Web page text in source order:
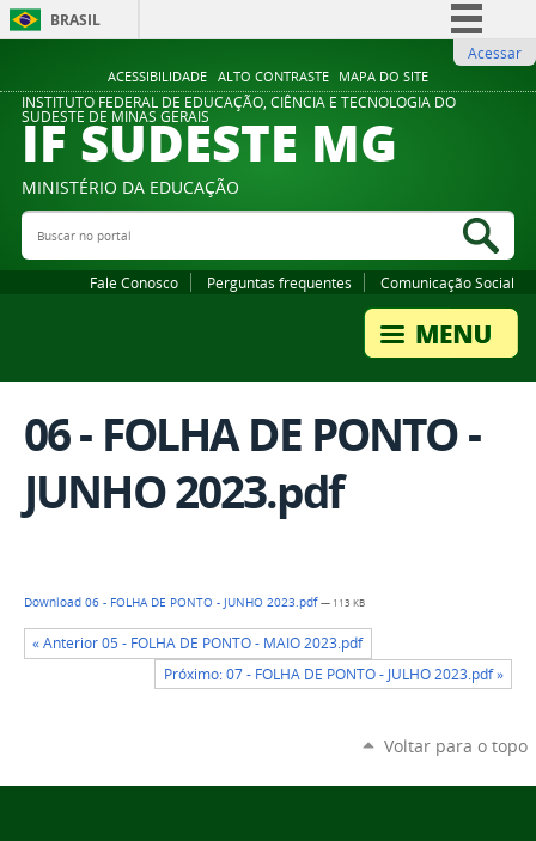
ACESSIBILIDADE ALTO CONTRASTE MAPA DO SITE
BRASIL
Comunica BR
Participe
Legislação
Acessar
INSTITUTO FEDERAL DE EDUCAÇÃO, CIÊNCIA E TECNOLOGIA DO
SUDESTE DE MINAS GERAIS
IF SUDESTE MG
MINISTÉRIO DA EDUCAÇÃO
Buscar no portal
Fale Conosco Perguntas frequentes Comunicação Social
06 - FOLHA DE PONTO -
JUNHO 2023.pdf
Download 06 - FOLHA DE PONTO - JUNHO 2023.pdf— 113 KB
« Anterior 05 - FOLHA DE PONTO - MAIO 2023.pdf
Próximo: 07 - FOLHA DE PONTO - JULHO 2023.pdf »
Voltar para o topo